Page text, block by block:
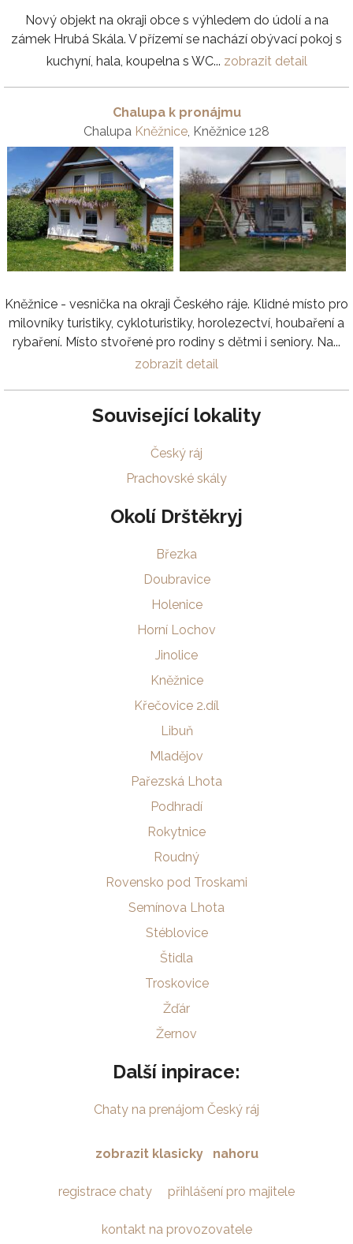
Nový objekt na okraji obce s výhledem do údolí a na
zámek Hrubá Skála. V přízemí se nachází obývací pokoj s
kuchyní, hala, koupelna s WC... zobrazit detail
Chalupa k pronájmu
Chalupa Kněžnice, Kněžnice 128
Kněžnice - vesnička na okraji Českého ráje. Klidné místo pro
milovníky turistiky, cykloturistiky, horolezectví, houbaření a
rybaření. Místo stvořené pro rodiny s dětmi i seniory. Na...
zobrazit detail
Související lokality
Český ráj
Prachovské skály
Okolí Drštěkryj
Březka
Doubravice
Holenice
Horní Lochov
Jinolice
Kněžnice
Křečovice 2.díl
Libuň
Mladějov
Pařezská Lhota
Podhradí
Rokytnice
Roudný
Rovensko pod Troskami
Semínova Lhota
Stéblovice
Štidla
Troskovice
Žďár
Žernov
Další inpirace:
Chaty na prenájom Český ráj
zobrazit klasicky nahoru
registrace chaty přihlášení pro majitele
kontakt na provozovatele